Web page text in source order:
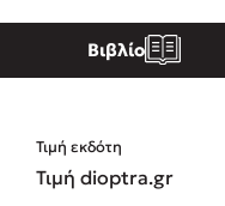
Βιβλίο
Τιμή εκδότη
Τιμή dioptra.gr